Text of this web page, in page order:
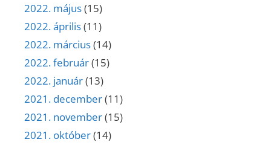
2022. május(15)
2022. április(11)
2022. március(14)
2022. február(15)
2022. január(13)
2021. december(11)
2021. november(15)
2021. október(14)